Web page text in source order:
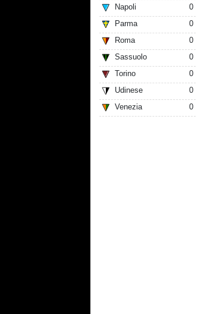
Napoli
0
Parma
0
Roma
0
Sassuolo
0
Torino
0
Udinese
0
Venezia
0